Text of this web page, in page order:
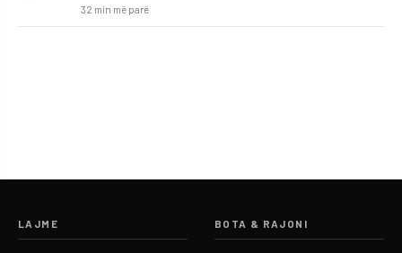
32 min më parë
LAJME BOTA & RAJONI